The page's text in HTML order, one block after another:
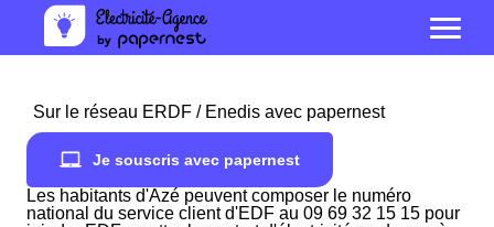
Sur le réseau ERDF / Enedis avec papernest
Je souscris avec papernest
Les habitants d'Azé peuvent composer le numéro
national du service client d'EDF au 09 69 32 15 15 pour